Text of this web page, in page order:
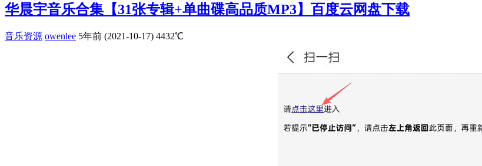
华晨宇音乐合集【31张专辑+单曲碟高品质MP3】百度云网盘下载
音乐资源 owenlee 5年前 (2021-10-17) 4432℃